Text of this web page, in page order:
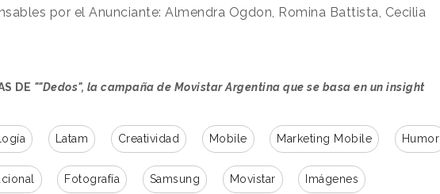
por el Anunciante: Almendra Ogdon, Romina Battista, Cecilia
DE ""Dedos", la campaña de Movistar Argentina que se basa en un insight
Latam Creatividad Mobile Marketing Mobile Humor
Fotografía Samsung Movistar Imágenes